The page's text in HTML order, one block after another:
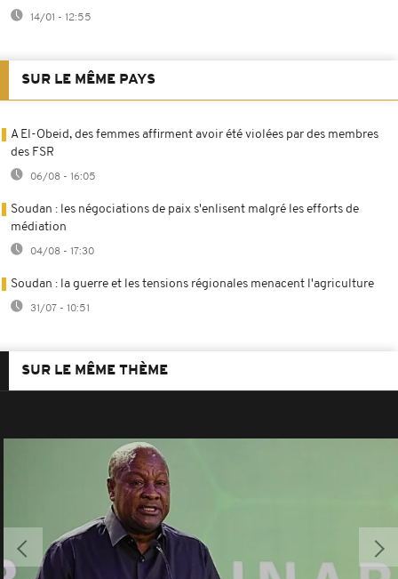
14/01 - 12:55
SUR LE MÊME PAYS
A El-Obeid, des femmes affirment avoir été violées par des membres
des FSR
06/08 - 16:05
Soudan : les négociations de paix s'enlisent malgré les efforts de
médiation
04/08 - 17:30
Soudan : la guerre et les tensions régionales menacent l'agriculture
31/07 - 10:51
SUR LE MÊME THÈME